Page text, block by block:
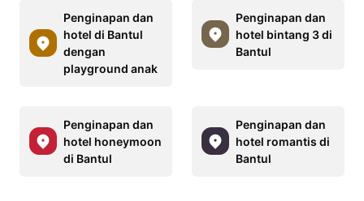
Penginapan dan
hotel di Bantul
dengan
playground anak
Penginapan dan
hotel bintang 3 di
Bantul
Penginapan dan
hotel honeymoon
di Bantul
Penginapan dan
hotel romantis di
Bantul